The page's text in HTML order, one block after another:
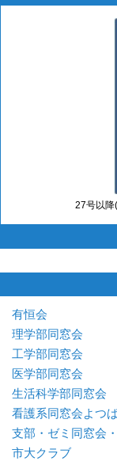
27号以降
有恒会
理学部同窓会
工学部同窓会
医学部同窓会
生活科学部同窓会
看護系同窓会よつ
支部・ゼミ同窓会
市大クラブ